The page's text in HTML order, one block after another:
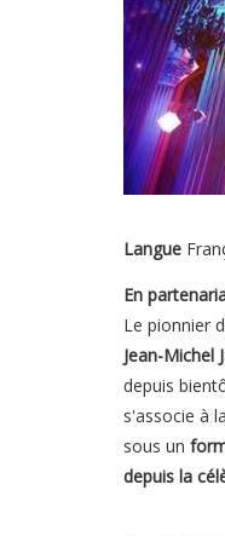
Langue
En
Le pionnier
Jean-Michel
depuis
s'associe à
sous un
depuis la